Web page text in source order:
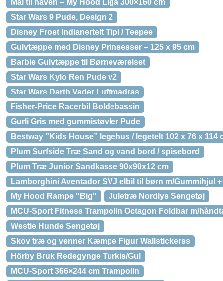
Mål til haven – My Hood Liga 300×160 cm
Star Wars 9 Pude, Design 2
Disney Frost Indianertelt Tipi / Teepee
Gulvtæppe med Disney Prinsesser – 125 x 95 cm
Barbie Gulvtæppe til Børneværelset
Star Wars Kylo Ren Pude v2
Star Wars Darth Vader Luftmadras
Fisher-Price Racerbil Boldebassin
Gurli Gris med gummistøvler Pude
Bestway ”Kids House” legehus / legetelt 102 x 76 x 114
Plum Surfside Træ Sand og vand bord / spisebord
Plum Træ Junior Sandkasse 90x90x12 cm
Lamborghini Aventador SVJ elbil til børn m/Gummihjul +
My Hood Rampe "Big"
Juletræ Nordlys Sengetøj
MCU-Sport Fitness Trampolin Octagon Foldbar m/
Westie Hunde Sengetøj
Skov træ og venner Kæmpe Figur Wallstickerss
Hörby Bruk Redegynge Turkis/Gul
MCU-Sport 366×244 cm Trampolin